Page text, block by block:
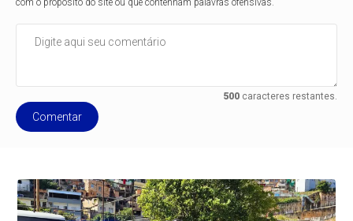
com o propósito do site ou que contenham palavras ofensivas.
500caracteres restantes.
Comentar